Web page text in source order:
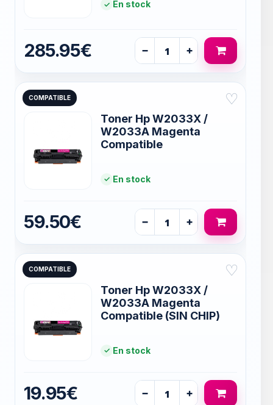
En stock
285.95€ − +
COMPATIBLE ♡
Toner Hp W2033X /
W2033A Magenta
Compatible
En stock
59.50€ − +
COMPATIBLE ♡
Toner Hp W2033X /
W2033A Magenta
Compatible (SIN CHIP)
En stock
19.95€ − +